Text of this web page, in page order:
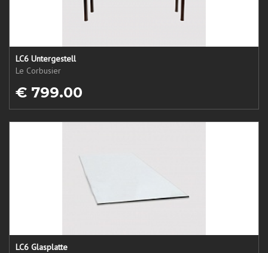
LC6 Untergestell
Le Corbusier
€ 799.00
LC6 Glasplatte